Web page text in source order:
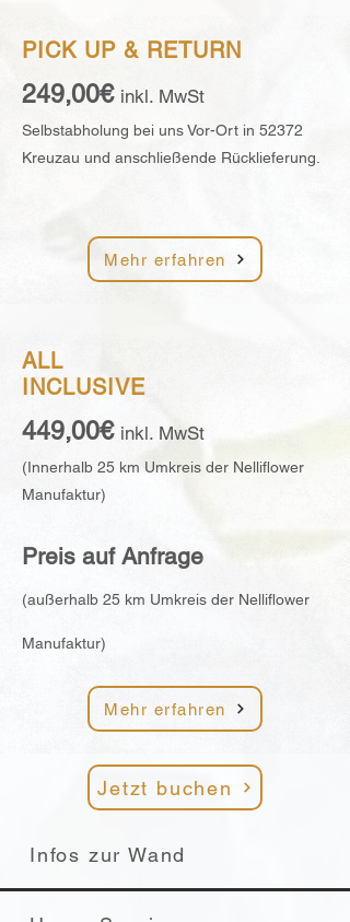
PICK UP & RETURN
249,00€ inkl. MwSt
Selbstabholung bei uns Vor-Ort in 52372
Kreuzau und anschließende Rücklieferung.
Mehr erfahren
ALL
INCLUSIVE
449,00€ inkl. MwSt
(Innerhalb 25 km Umkreis der Nelliflower
Manufaktur)
Preis auf Anfrage
(außerhalb 25 km Umkreis der Nelliflower
Manufaktur)
Mehr erfahren
Jetzt buchen
Infos zur Wand